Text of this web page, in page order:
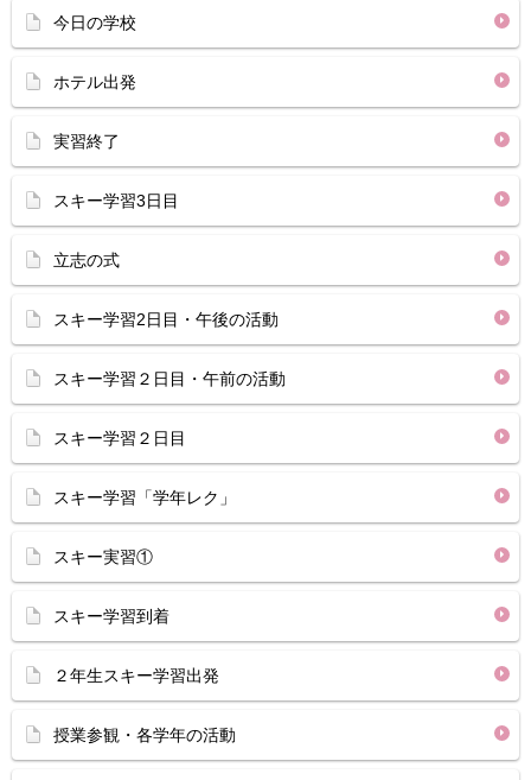
今日の学校
ホテル出発
実習終了
スキー学習3日目
立志の式
スキー学習2日目・午後の活動
スキー学習２日目・午前の活動
スキー学習２日目
スキー学習「学年レク」
スキー実習①
スキー学習到着
２年生スキー学習出発
授業参観・各学年の活動